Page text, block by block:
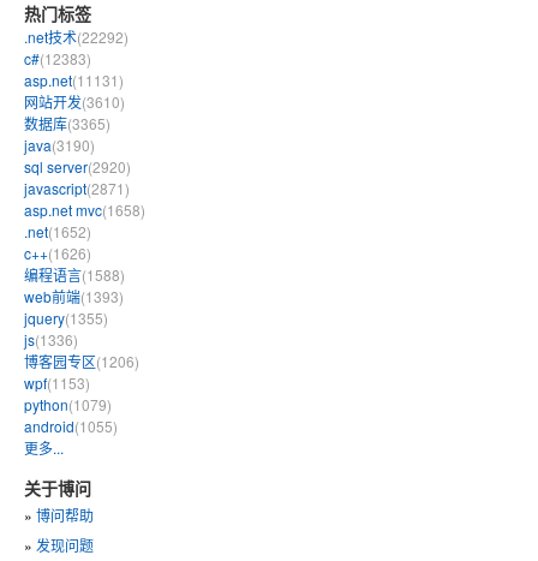
热门标签
.net技术(22292)
c#(12383)
asp.net(11131)
网站开发(3610)
数据库(3365)
java(3190)
sql server(2920)
javascript(2871)
asp.net mvc(1658)
.net(1652)
c++(1626)
编程语言(1588)
web前端(1393)
jquery(1355)
js(1336)
博客园专区(1206)
wpf(1153)
python(1079)
android(1055)
更多...
关于博问
» 博问帮助
» 发现问题